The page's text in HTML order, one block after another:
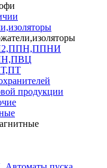
продукции